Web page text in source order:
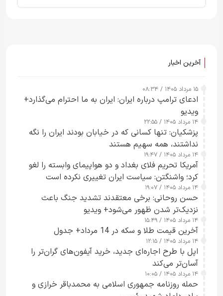
آخرین اخبار
۱۵ مرداد ۱۴۰۵ / ۰۸:۳۴
ادعای ترامپ درباره ایران: ایران به ما احترام می‌گذارد+
ویدیو
۱۴ مرداد ۱۴۰۵ / ۲۲:۵۵
پزشکیان: تنها کسانی که در خیابان بودند ایران را نگه
نداشتند، همه سهیم هستند
۱۴ مرداد ۱۴۰۵ / ۱۹:۴۷
آمریکا تحریم فلای بغداد و دو هواپیمای وابسته را لغو
کرد؛ واشنگتن: سیاست ایران تغییری نکرده است
۱۴ مرداد ۱۴۰۵ / ۱۹:۰۷
حسن روحانی: برخی معتقدند تشدید جنگ باعث
نزدیک‌تر شدن ظهور می‌شود+ ویدیو
۱۴ مرداد ۱۴۰۵ / ۱۵:۴۹
آخرین قیمت طلا و سکه در 14 مرداد+ جدول
۱۴ مرداد ۱۴۰۵ / ۱۲:۱۵
اپل با طرح اجاره‌ای جدید، خرید آیفون‌های گران‌تر را
آسان‌تر می‌کند
۱۴ مرداد ۱۴۰۵ / ۱۰:۰۵
حمله روزنامه جمهوری اسلامی به محمدباقر خرازی و